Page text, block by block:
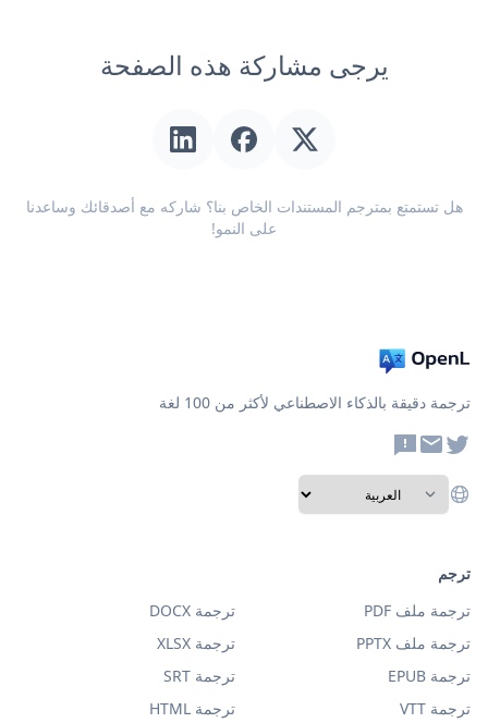
يرجى مشاركة هذه الصفحة
هل تستمتع بمترجم المستندات الخاص بنا؟ شاركه مع أصدقائك وساعدنا
على النمو!
ترجمة دقيقة بالذكاء الاصطناعي لأكثر من 100 لغة
ترجم
ترجمة ملف PDF
ترجمة DOCX
ترجمة ملف PPTX
ترجمة XLSX
ترجمة EPUB
ترجمة SRT
ترجمة VTT
ترجمة HTML